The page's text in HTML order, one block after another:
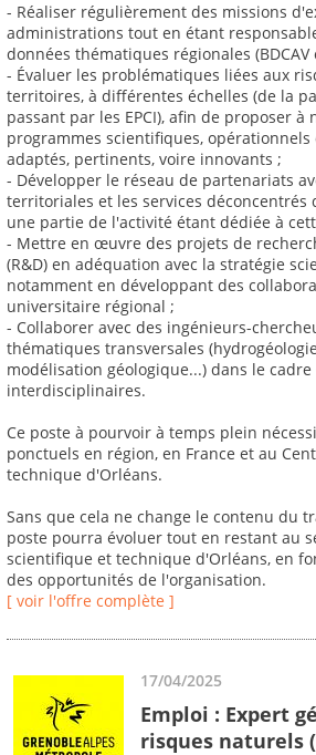
- Réaliser régulièrement des missions
administrations tout en étant
données thématiques régionales (BDCAV
- Évaluer les problématiques liées aux
territoires, à différentes échelles (de la
passant par les EPCI), afin de proposer à
programmes scientifiques, opérationnels
adaptés, pertinents, voire innovants ;
- Développer le réseau de partenariats
territoriales et les services déconcentrés
une partie de l'activité étant dédiée à
- Mettre en œuvre des projets de
(R&D) en adéquation avec la stratégie
notamment en développant des
universitaire régional ;
- Collaborer avec des ingénieurs-
thématiques transversales
modélisation géologique...) dans le
interdisciplinaires.
Ce poste à pourvoir à temps plein
ponctuels en région, en France et au
technique d'Orléans.
Sans que cela ne change le contenu du
poste pourra évoluer tout en restant au
scientifique et technique d'Orléans, en
des opportunités de l'organisation.
[ voir l'offre complète ]
17/04/2025
Emploi : Expert
risques naturels